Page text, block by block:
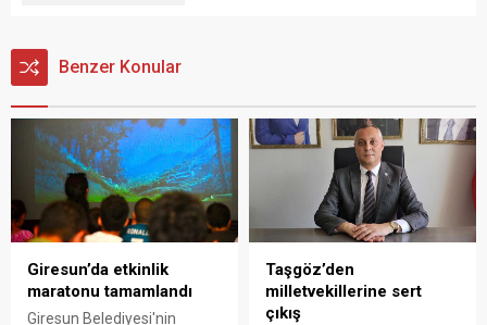
Benzer Konular
Giresun’da etkinlik
maratonu tamamlandı
Giresun Belediyesi'nin
Taşgöz’den
milletvekillerine sert
çıkış